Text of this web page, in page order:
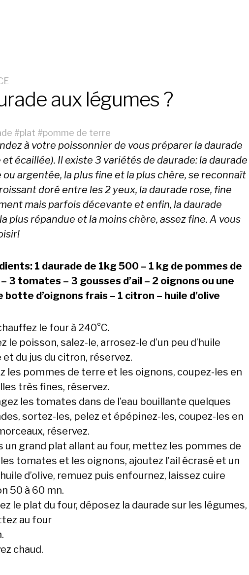
aux légumes ?
#plat #pomme de terre
à votre poissonnier de vous préparer la daurade
et écaillée). Il existe 3 variétés de daurade: la daurade
ou argentée, la plus fine et la plus chère, se reconnaît
doré entre les 2 yeux, la daurade rose, fine
mais parfois décevante et enfin, la daurade
plus répandue et la moins chère, assez fine. A vous
1 daurade de 1kg 500 – 1 kg de pommes de
3 tomates – 3 gousses d’ail – 2 oignons ou une
d’oignons frais – 1 citron – huile d’olive
le four à 240°C.
le poisson, salez-le, arrosez-le d’un peu d’huile
et du jus du citron, réservez.
les pommes de terre et les oignons, coupez-les en
très fines, réservez.
les tomates dans de l’eau bouillante quelques
sortez-les, pelez et épépinez-les, coupez-les en
réservez.
un grand plat allant au four, mettez les pommes de
tomates et les oignons, ajoutez l’ail écrasé et un
d’olive, remuez puis enfournez, laissez cuire
50 à 60 mn.
le plat du four, déposez la daurade sur les légumes,
au four
chaud.